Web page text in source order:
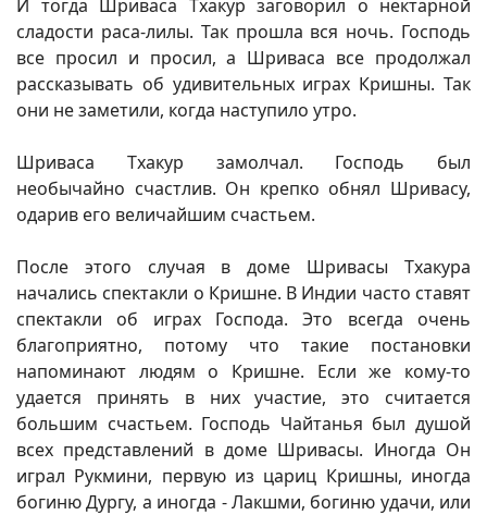
И тогда Шриваса Тхакур заговорил о нектарной
сладости раса-лилы. Так прошла вся ночь. Господь
все просил и просил, а Шриваса все продолжал
рассказывать об удивительных играх Кришны. Так
они не заметили, когда наступило утро.
Шриваса Тхакур замолчал. Господь был
необычайно счастлив. Он крепко обнял Шривасу,
одарив его величайшим счастьем.
После этого случая в доме Шривасы Тхакура
начались спектакли о Кришне. В Индии часто ставят
спектакли об играх Господа. Это всегда очень
благоприятно, потому что такие постановки
напоминают людям о Кришне. Если же кому-то
удается принять в них участие, это считается
большим счастьем. Господь Чайтанья был душой
всех представлений в доме Шривасы. Иногда Он
играл Рукмини, первую из цариц Кришны, иногда
богиню Дургу, а иногда - Лакшми, богиню удачи, или